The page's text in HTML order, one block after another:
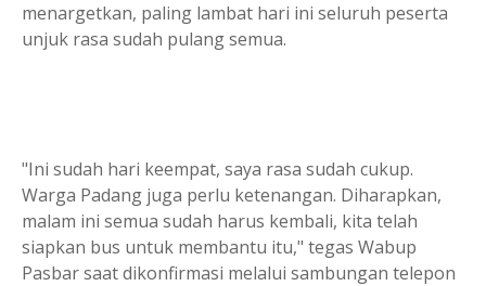
menargetkan, paling lambat hari ini seluruh peserta
unjuk rasa sudah pulang semua.
"Ini sudah hari keempat, saya rasa sudah cukup.
Warga Padang juga perlu ketenangan. Diharapkan,
malam ini semua sudah harus kembali, kita telah
siapkan bus untuk membantu itu," tegas Wabup
Pasbar saat dikonfirmasi melalui sambungan telepon